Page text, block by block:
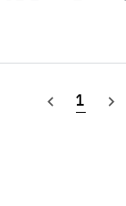
나 투넘버 서비스 등
니다. 특히 위 오류
월이 소요될 수 있
navigate_before 1 navigate_next